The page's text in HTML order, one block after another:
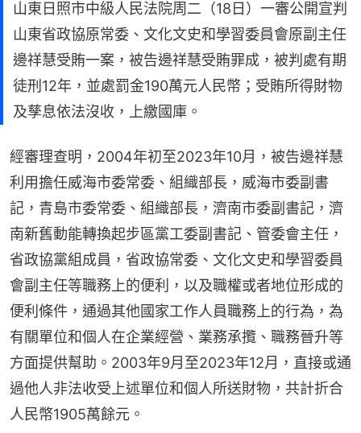
山東日照市中級人民法院周二（18日）一審公開宣判
山東省政協原常委、文化文史和學習委員會原副主任
邊祥慧受賄一案，被告邊祥慧受賄罪成，被判處有期
徒刑12年，並處罰金190萬元人民幣；受賄所得財物
及孳息依法沒收，上繳國庫。
經審理查明，2004年初至2023年10月，被告邊祥慧
利用擔任威海市委常委、組織部長，威海市委副書
記，青島市委常委、組織部長，濟南市委副書記，濟
南新舊動能轉換起步區黨工委副書記、管委會主任，
省政協黨組成員，省政協常委、文化文史和學習委員
會副主任等職務上的便利，以及職權或者地位形成的
便利條件，通過其他國家工作人員職務上的行為，為
有關單位和個人在企業經營、業務承攬、職務晉升等
方面提供幫助。2003年9月至2023年12月，直接或通
過他人非法收受上述單位和個人所送財物，共計折合
人民幣1905萬餘元。